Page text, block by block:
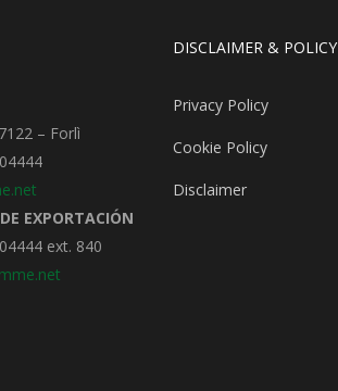
– Forlì
EXPORTACIÓN
ext. 840
DISCLAIMER & POLICY
Privacy Policy
Cookie Policy
Disclaimer